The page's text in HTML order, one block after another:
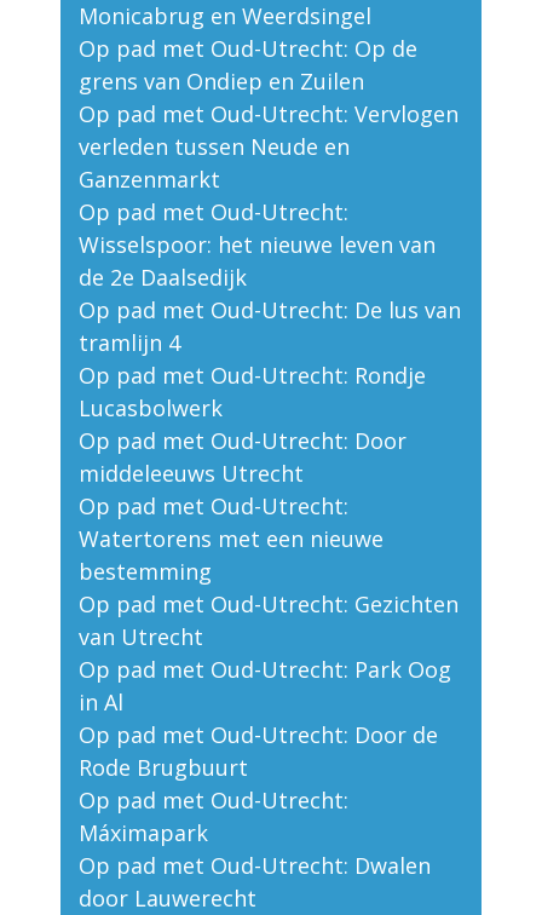
Monicabrug en Weerdsingel
Op pad met Oud-Utrecht: Op de
grens van Ondiep en Zuilen
Op pad met Oud-Utrecht: Vervlogen
verleden tussen Neude en
Ganzenmarkt
Op pad met Oud-Utrecht:
Wisselspoor: het nieuwe leven van
de 2e Daalsedijk
Op pad met Oud-Utrecht: De lus van
tramlijn 4
Op pad met Oud-Utrecht: Rondje
Lucasbolwerk
Op pad met Oud-Utrecht: Door
middeleeuws Utrecht
Op pad met Oud-Utrecht:
Watertorens met een nieuwe
bestemming
Op pad met Oud-Utrecht: Gezichten
van Utrecht
Op pad met Oud-Utrecht: Park Oog
in Al
Op pad met Oud-Utrecht: Door de
Rode Brugbuurt
Op pad met Oud-Utrecht:
Máximapark
Op pad met Oud-Utrecht: Dwalen
door Lauwerecht